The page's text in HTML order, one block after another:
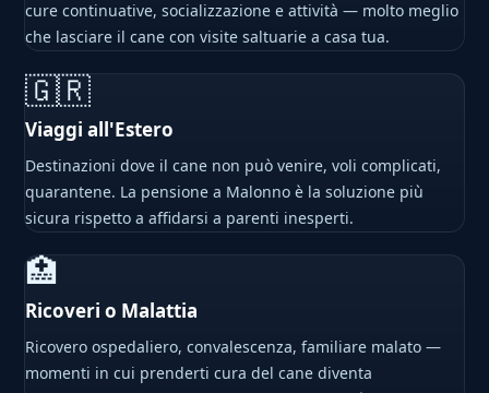
cure continuative, socializzazione e attività — molto meglio
che lasciare il cane con visite saltuarie a casa tua.
🇬🇷
Viaggi all'Estero
Destinazioni dove il cane non può venire, voli complicati,
quarantene. La pensione a Malonno è la soluzione più
sicura rispetto a affidarsi a parenti inesperti.
🏥
Ricoveri o Malattia
Ricovero ospedaliero, convalescenza, familiare malato —
momenti in cui prenderti cura del cane diventa